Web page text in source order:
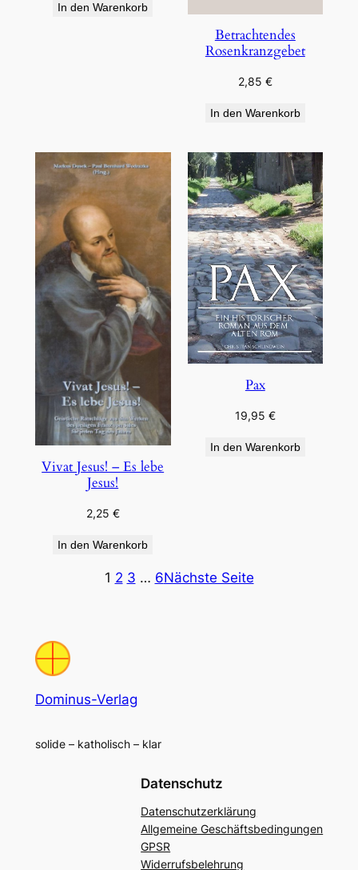
In den Warenkorb
Betrachtendes
Rosenkranzgebet
2,85 €
In den Warenkorb
Vivat Jesus! – Es lebe
Jesus!
2,25 €
In den Warenkorb
Pax
19,95 €
In den Warenkorb
1 2 3 … 6Nächste Seite
Dominus-Verlag
solide – katholisch – klar
Datenschutz
Datenschutzerklärung
Allgemeine Geschäftsbedingungen
GPSR
Widerrufsbelehrung